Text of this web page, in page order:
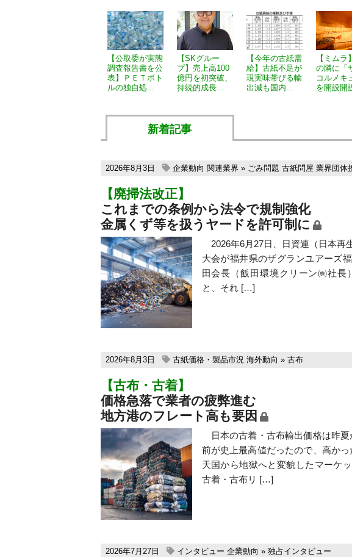
【公取委が実態
調査報告書を公
表】ＰＥＴボト
ルの独自処...
【SKグルー
プ】売上高100
億円を初突破、
持続的成長...
【今年の古紙需
給】古紙不足が
現実味帯びる輸
出減も国内...
【ミムラ
の隣に「
コルメキ
を開設開
新着記事
2026年8月3日 企業動向 関連業界 » ごみ問題 古紙問屋 業界団体
【廃掃法改正】
これまでの条例から法令で規制強化
金属くず等を扱うヤードを許可制に
2026年6月27日、日資連（日本再
大会が福井県のザグランユアーズ
田会長（飯田環境クリーン㈱社
と、それ […]
2026年8月3日 古紙価格・製品市況 海外動向 » 古布
【古布・古着】
価格急落で業者の疲弊進む
地方港のフレート高も要因
日本の古着・古布輸出価格は昨
前が史上最高値だったので、高か
天国から地獄へと変貌したマーケ
古着・古布リ […]
2026年7月27日 インタビュー 企業動向 » 独占インタビュー